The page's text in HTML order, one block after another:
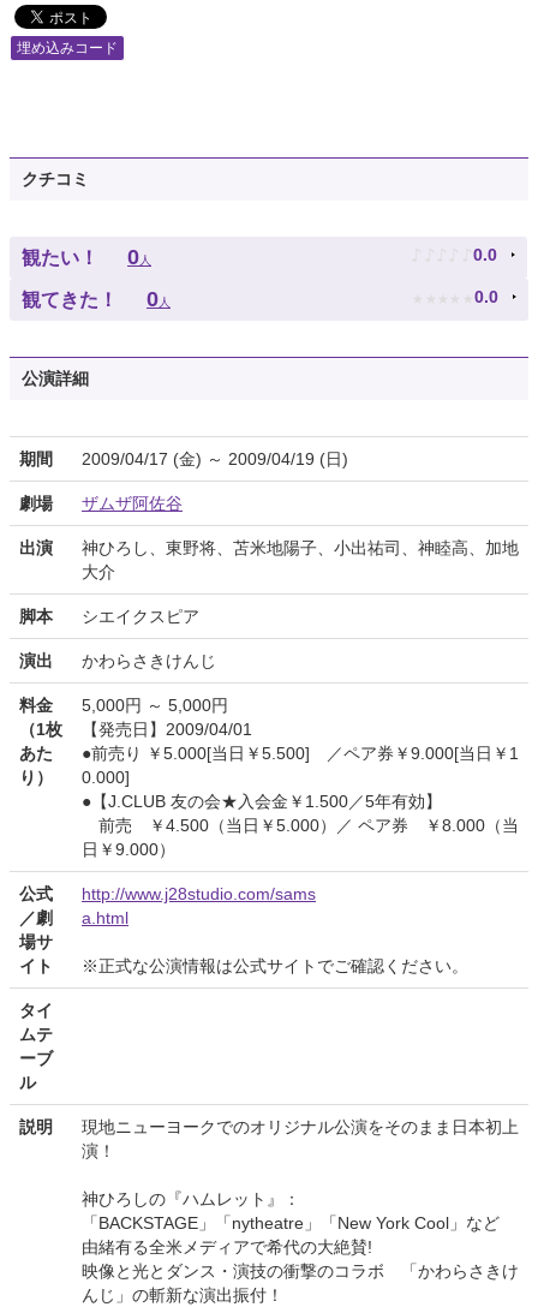
埋め込みコード
クチコミ
観たい！ 0人 ♪ ♪ ♪ ♪ ♪ 0.0
観てきた！ 0人 ★ ★ ★ ★ ★ 0.0
公演詳細
期間 2009/04/17 (金) ～ 2009/04/19 (日)
劇場 ザムザ阿佐谷
出演
神ひろし、東野将、苫米地陽子、小出祐司、神睦高、加地
大介
脚本 シエイクスピア
演出 かわらさきけんじ
料金
（1枚
あた
り）
5,000円 ～ 5,000円
【発売日】2009/04/01
●前売り ￥5.000[当日￥5.500] ／ペア券￥9.000[当日￥1
0.000]
●【J.CLUB 友の会★入会金￥1.500／5年有効】
前売 ￥4.500（当日￥5.000）／ ペア券 ￥8.000（当
日￥9.000）
公式
／劇
場サ
イト
http://www.j28studio.com/sams
a.html
※正式な公演情報は公式サイトでご確認ください。
タイ
ムテ
ーブ
ル
説明
現地ニューヨークでのオリジナル公演をそのまま日本初上
演！
神ひろしの『ハムレット』：
「BACKSTAGE」「nytheatre」「New York Cool」など
由緒有る全米メディアで希代の大絶賛!
映像と光とダンス・演技の衝撃のコラボ 「かわらさきけ
んじ」の斬新な演出振付！